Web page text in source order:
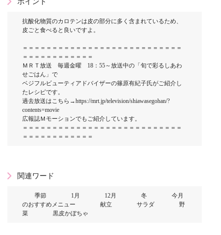
抗酸化物質のカロテンは皮の部分に多く含まれているため、
皮ごと食べると良いですよ。
＝＝＝＝＝＝＝＝＝＝＝＝＝＝＝＝＝＝＝＝＝＝＝＝＝＝＝
＝＝＝＝＝＝＝＝＝＝＝＝
ＭＲＴ放送 毎週金曜 18：55～放送中の「旬で彩るしあわ
せごはん」で
ベジフルビューティアドバイザーの篠原有紀子氏がご紹介し
たレシピです。
過去放送はこちら→https://mrt.jp/television/shiawasegohan/?
contents=movie
広報誌Ｍモーションでもご紹介しています。
＝＝＝＝＝＝＝＝＝＝＝＝＝＝＝＝＝＝＝＝＝＝＝＝＝＝＝
＝＝＝＝＝＝＝＝＝＝＝＝
関連ワード
季節 1月 12月 冬
今月
のおすすめメニュー
献立 サラダ
野
菜
黒皮かぼちゃ